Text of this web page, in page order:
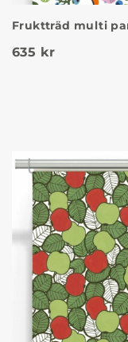
Fruktträd multi
635 kr